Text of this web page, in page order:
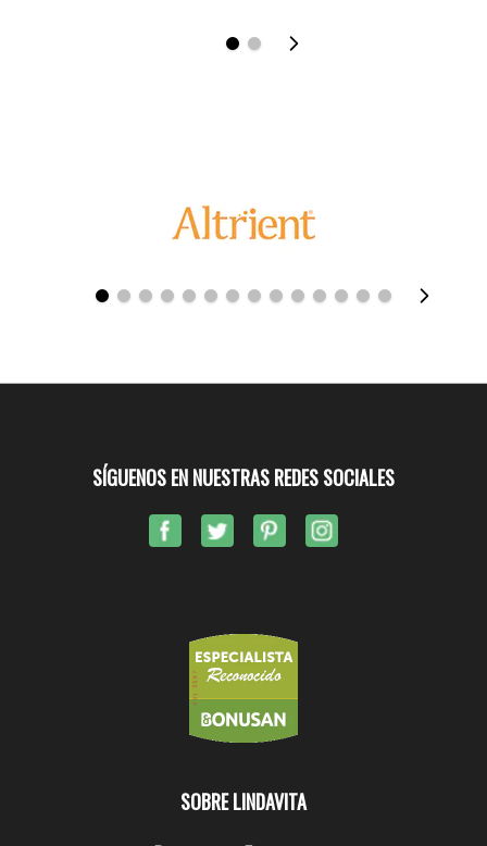
SOBRE LINDAVITA
SÍGUENOS EN NUESTRAS REDES SOCIALES